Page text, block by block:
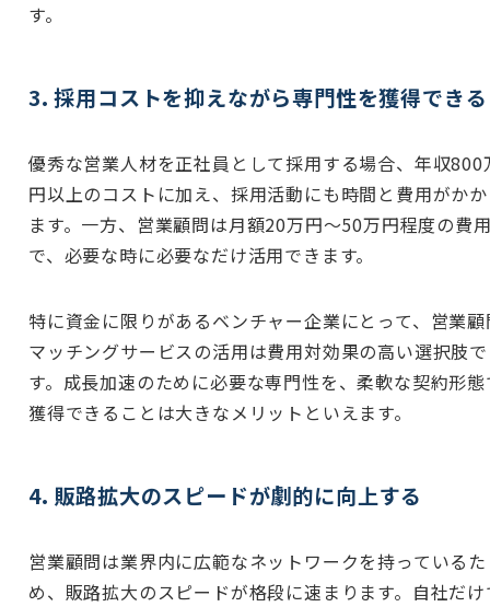
す。
3. 採用コストを抑えながら専門性を獲得できる
優秀な営業人材を正社員として採用する場合、年収800
円以上のコストに加え、採用活動にも時間と費用がか
ます。一方、営業顧問は月額20万円〜50万円程度の費
で、必要な時に必要なだけ活用できます。
特に資金に限りがあるベンチャー企業にとって、営業
マッチングサービスの活用は費用対効果の高い選択肢で
す。成長加速のために必要な専門性を、柔軟な契約形
獲得できることは大きなメリットといえます。
4. 販路拡大のスピードが劇的に向上する
営業顧問は業界内に広範なネットワークを持っているた
め、販路拡大のスピードが格段に速まります。自社だ